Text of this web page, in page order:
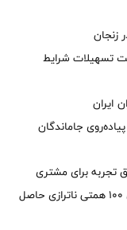
زنجان
تسهیلات شرایط
ایران
جاماندگان
تجربه برای مشتری
نماینده مردم خلخال و کوثر در مجلس: کاهش ۱۰۰ همتی ناترازی حاصل